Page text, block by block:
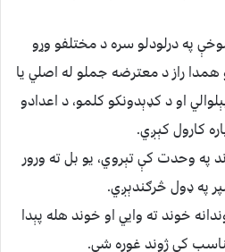
په درلودلو سره د مختلفو وړو
راز د معترضه جملو له اصلي یا
او د کډېدونکو کلمو، د اعدادو
کارول کېږي.
په وحدت کې تېروي، یو بل ته ورور
په ډول څرګندېږي.
خوند ته وايي او خوند هله پېدا
کې ژوند غوره شي.